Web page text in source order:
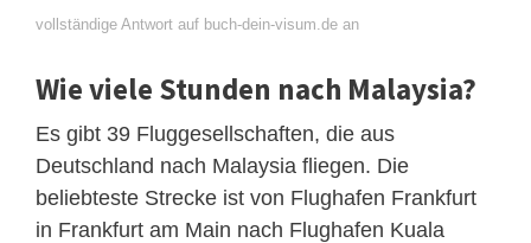
vollständige Antwort auf buch-dein-visum.de an
Wie viele Stunden nach Malaysia?
Es gibt 39 Fluggesellschaften, die aus
Deutschland nach Malaysia fliegen. Die
beliebteste Strecke ist von Flughafen Frankfurt
in Frankfurt am Main nach Flughafen Kuala